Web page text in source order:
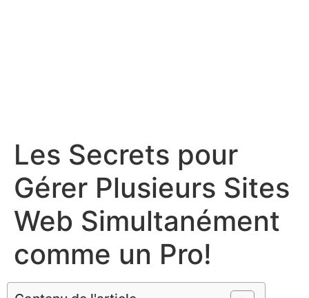
Les Secrets pour
Gérer Plusieurs Sites
Web Simultanément
comme un Pro!